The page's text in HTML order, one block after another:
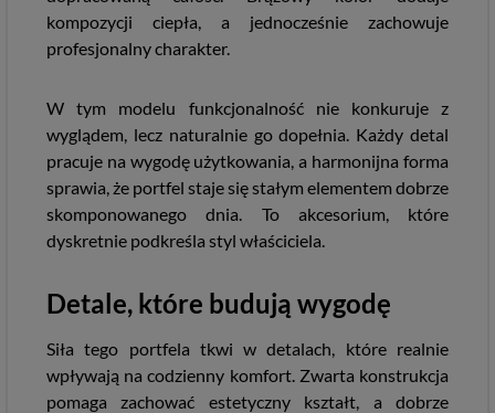
kompozycji ciepła, a jednocześnie zachowuje
profesjonalny charakter.
W tym modelu funkcjonalność nie konkuruje z
wyglądem, lecz naturalnie go dopełnia. Każdy detal
pracuje na wygodę użytkowania, a harmonijna forma
sprawia, że portfel staje się stałym elementem dobrze
skomponowanego dnia. To akcesorium, które
dyskretnie podkreśla styl właściciela.
Detale, które budują wygodę
Siła tego portfela tkwi w detalach, które realnie
wpływają na codzienny komfort. Zwarta konstrukcja
pomaga zachować estetyczny kształt, a dobrze